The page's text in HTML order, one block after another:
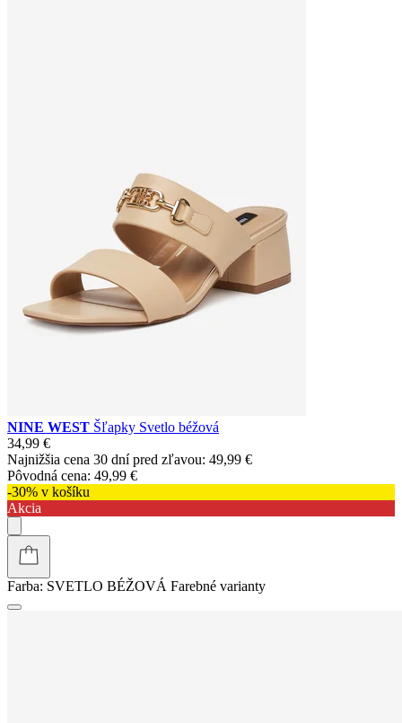
NINE WEST Šľapky Svetlo béžová
34,99 €
Najnižšia cena 30 dní pred zľavou: 49,99 €
Pôvodná cena: 49,99 €
-30% v košíku
Akcia
Farba: SVETLO BÉŽOVÁ Farebné varianty